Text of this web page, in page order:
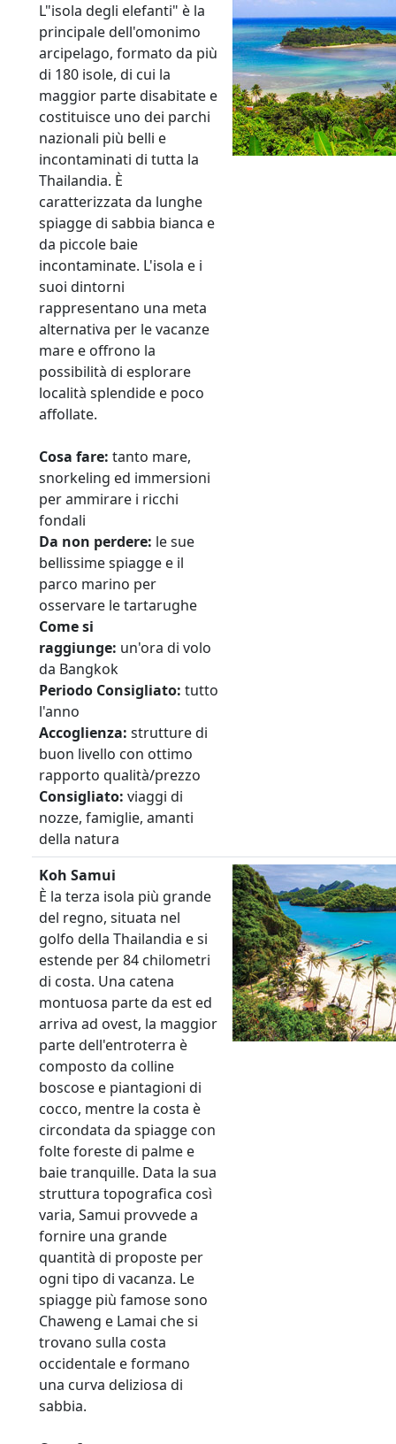
L"isola degli elefanti" è la
principale dell'omonimo
arcipelago, formato da più
di 180 isole, di cui la
maggior parte disabitate e
costituisce uno dei parchi
nazionali più belli e
incontaminati di tutta la
Thailandia. È
caratterizzata da lunghe
spiagge di sabbia bianca e
da piccole baie
incontaminate. L'isola e i
suoi dintorni
rappresentano una meta
alternativa per le vacanze
mare e offrono la
possibilità di esplorare
località splendide e poco
affollate.
Cosa fare: tanto mare,
snorkeling ed immersioni
per ammirare i ricchi
fondali
Da non perdere: le sue
bellissime spiagge e il
parco marino per
osservare le tartarughe
Come si
raggiunge: un'ora di volo
da Bangkok
Periodo Consigliato: tutto
l'anno
Accoglienza: strutture di
buon livello con ottimo
rapporto qualità/prezzo
Consigliato: viaggi di
nozze, famiglie, amanti
della natura
Koh Samui
È la terza isola più grande
del regno, situata nel
golfo della Thailandia e si
estende per 84 chilometri
di costa. Una catena
montuosa parte da est ed
arriva ad ovest, la maggior
parte dell'entroterra è
composto da colline
boscose e piantagioni di
cocco, mentre la costa è
circondata da spiagge con
folte foreste di palme e
baie tranquille. Data la sua
struttura topografica così
varia, Samui provvede a
fornire una grande
quantità di proposte per
ogni tipo di vacanza. Le
spiagge più famose sono
Chaweng e Lamai che si
trovano sulla costa
occidentale e formano
una curva deliziosa di
sabbia.